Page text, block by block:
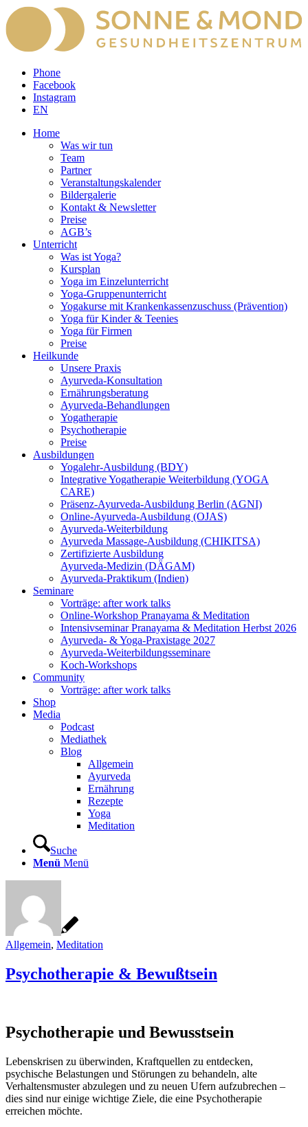
Phone
Facebook
Instagram
EN
Home
Was wir tun
Team
Partner
Veranstaltungskalender
Bildergalerie
Kontakt & Newsletter
Preise
AGB’s
Unterricht
Was ist Yoga?
Kursplan
Yoga im Einzelunterricht
Yoga-Gruppenunterricht
Yogakurse mit Krankenkassenzuschuss (Prävention)
Yoga für Kinder & Teenies
Yoga für Firmen
Preise
Heilkunde
Unsere Praxis
Ayurveda-Konsultation
Ernährungsberatung
Ayurveda-Behandlungen
Yogatherapie
Psychotherapie
Preise
Ausbildungen
Yogalehr-Ausbildung (BDY)
Integrative Yogatherapie Weiterbildung (YOGA
CARE)
Präsenz-Ayurveda-Ausbildung Berlin (AGNI)
Online-Ayurveda-Ausbildung (OJAS)
Ayurveda-Weiterbildung
Ayurveda Massage-Ausbildung (CHIKITSA)
Zertifizierte Ausbildung
Ayurveda-Medizin (DÄGAM)
Ayurveda-Praktikum (Indien)
Seminare
Vorträge: after work talks
Online-Workshop Pranayama & Meditation
Intensivseminar Pranayama & Meditation Herbst 2026
Ayurveda- & Yoga-Praxistage 2027
Ayurveda-Weiterbildungsseminare
Koch-Workshops
Community
Vorträge: after work talks
Shop
Media
Podcast
Mediathek
Blog
Allgemein
Ayurveda
Ernährung
Rezepte
Yoga
Meditation
Suche
Menü Menü
Allgemein, Meditation
Psychotherapie & Bewußtsein
Psychotherapie und Bewusstsein
Lebenskrisen zu überwinden, Kraftquellen zu entdecken,
psychische Belastungen und Störungen zu behandeln, alte
Verhaltensmuster abzulegen und zu neuen Ufern aufzubrechen –
dies sind nur einige wichtige Ziele, die eine Psychotherapie
erreichen möchte.